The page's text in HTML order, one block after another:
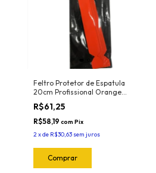
Feltro Protetor de Espatula
20cm Profissional Orange
(5und) 1024.O Joker
R$61,25
R$58,19 com Pix
2xde R$30,63 sem juros